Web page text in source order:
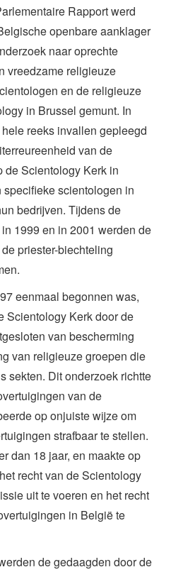
Rapport werd
openbare aanklager
naar oprechte
vreedzame religieuze
en de religieuze
in Brussel gemunt. In
reeks invallen gepleegd
van de
de Scientology Kerk in
scientologen in
bedrijven. Tijdens de
1999 en in 2001 werden de
priester-biechteling
eenmaal begonnen was,
Scientology Kerk door de
van bescherming
van religieuze groepen die
sekten. Dit onderzoek richtte
van de
op onjuiste wijze om
strafbaar te stellen.
dan 18 jaar, en maakte op
recht van de Scientology
uit te voeren en het recht
in België te
de gedaagden door de